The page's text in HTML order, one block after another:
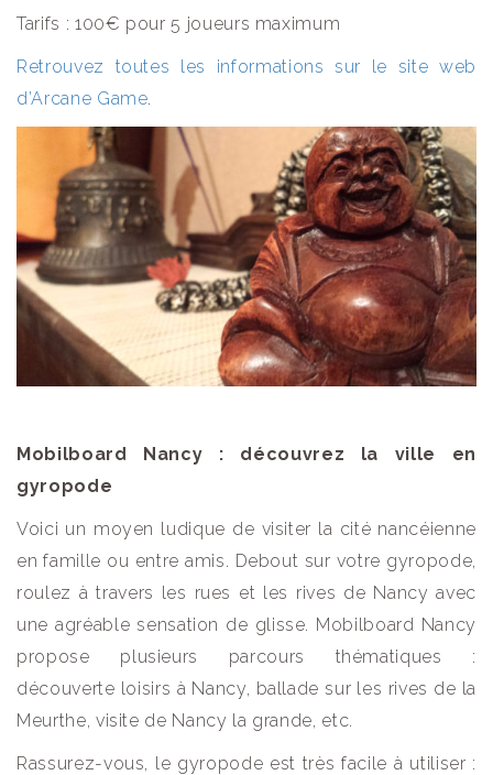
Tarifs : 100€ pour 5 joueurs maximum
Retrouvez toutes les informations sur le site web
d’Arcane Game.
Mobilboard Nancy : découvrez la ville en
gyropode
Voici un moyen ludique de visiter la cité nancéienne
en famille ou entre amis. Debout sur votre gyropode,
roulez à travers les rues et les rives de Nancy avec
une agréable sensation de glisse. Mobilboard Nancy
propose plusieurs parcours thématiques :
découverte loisirs à Nancy, ballade sur les rives de la
Meurthe, visite de Nancy la grande, etc.
Rassurez-vous, le gyropode est très facile à utiliser :